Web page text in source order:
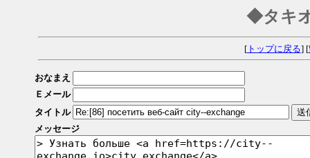
◆タキ
[トップに戻る] [
おなまえ
Ｅメール
タイトル
メッセージ